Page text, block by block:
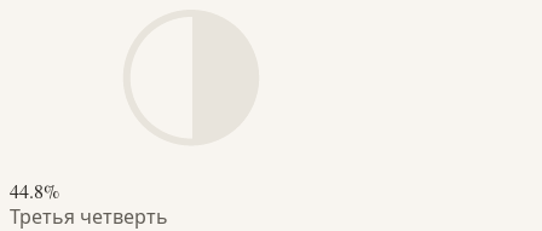
44.8%
Третья четверть